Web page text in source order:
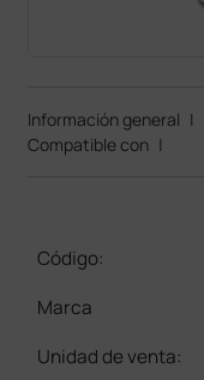
Información general |
Compatible con |
Código:
Marca
Unidad de venta: